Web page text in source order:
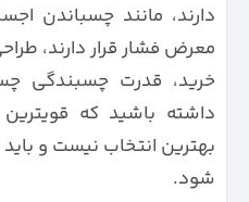
دارند، مانند چسباندن
معرض فشار قرار دارند،
خرید، قدرت چسبندگی
داشته باشید که
بهترین انتخاب نیست و
شود.